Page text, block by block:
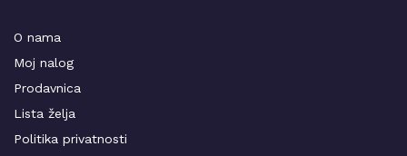
O nama
Moj nalog
Prodavnica
Lista želja
Politika privatnosti